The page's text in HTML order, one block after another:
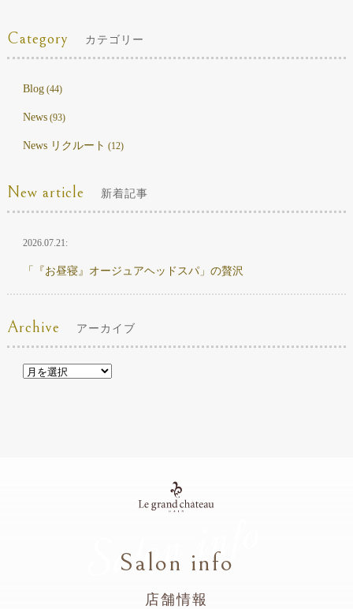
Category カテゴリー
Blog(44)
News(93)
News リクルート (12)
New article 新着記事
2026.07.21:
「『お昼寝』オージュアヘッドスパ」の贅沢
Archive アーカイブ
Salon info
Salon info
店舗情報